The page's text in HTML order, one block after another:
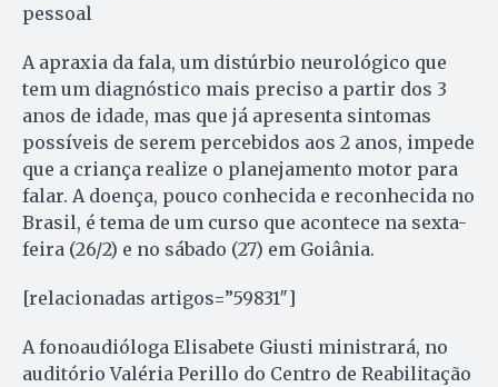
pessoal
A apraxia da fala, um distúrbio neurológico que
tem um diagnóstico mais preciso a partir dos 3
anos de idade, mas que já apresenta sintomas
possíveis de serem percebidos aos 2 anos, impede
que a criança realize o planejamento motor para
falar. A doença, pouco conhecida e reconhecida no
Brasil, é tema de um curso que acontece na sexta-
feira (26/2) e no sábado (27) em Goiânia.
[relacionadas artigos=”59831″]
A fonoaudióloga Elisabete Giusti ministrará, no
auditório Valéria Perillo do Centro de Reabilitação